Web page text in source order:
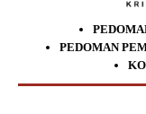
PEDOMAN